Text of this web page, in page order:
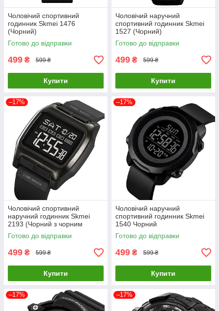
Чоловічий спортивний
годинник Skmei 1476
(Чорний)
Готово до відправки
499 ₴ 599 ₴
Купити
Чоловічий наручний
спортивний годинник Skmei
1527 (Чорний)
Готово до відправки
499 ₴ 599 ₴
Купити
–17%
Чоловічий спортивний
наручний годинник Skmei
2193 (Чорний з чорним
циферблатом)
Готово до відправки
499 ₴ 599 ₴
Купити
–17%
Чоловічий наручний
спортивний годинник Skmei
1540 Чорний
Готово до відправки
499 ₴ 599 ₴
Купити
–17% –17%